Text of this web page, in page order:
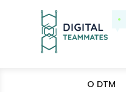
O DTM